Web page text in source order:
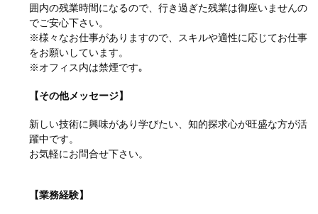
囲内の残業時間になるので、行き過ぎた残業は御座いませんの
でご安心下さい。
※様々なお仕事がありますので、スキルや適性に応じてお仕事
をお願いしています。
※オフィス内は禁煙です｡
【その他メッセージ】
新しい技術に興味があり学びたい、知的探求心が旺盛な方が活
躍中です。
お気軽にお問合せ下さい。
【業務経験】